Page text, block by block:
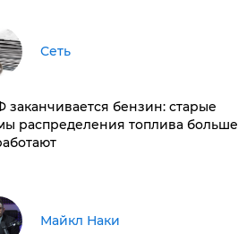
Сеть
заканчивается бензин: старые
распределения топлива больше
Майкл Наки